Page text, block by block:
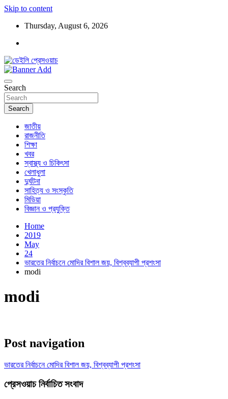
Skip to content
Thursday, August 6, 2026
ডেইলি প্রেসওয়াচ
Search
Search
জাতীয়
রাজনীতি
শিক্ষা
খবর
স্বাস্থ্য ও চিকিৎসা
খেলাধুলা
দুর্ঘটনা
সাহিত্য ও সংস্কৃতি
মিডিয়া
বিজ্ঞান ও প্রযুক্তি
Home
2019
May
24
ভারতের নির্বাচনে মোদির বিশাল জয়, বিশ্বব্যাপী প্রশংসা
modi
modi
Post navigation
ভারতের নির্বাচনে মোদির বিশাল জয়, বিশ্বব্যাপী প্রশংসা
প্রেসওয়াচ নির্বাচিত সংবাদ